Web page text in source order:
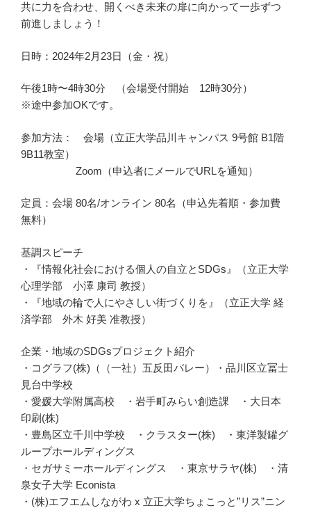
共に力を合わせ、開くべき未来の扉に向かって一歩ずつ
前進しましょう！
日時：2024年2月23日（金・祝）
午後1時〜4時30分 （会場受付開始 12時30分）
※途中参加OKです。
参加方法： 会場（立正大学品川キャンパス 9号館 B1階
9B11教室）
Zoom（申込者にメールでURLを通知）
定員：会場 80名/オンライン 80名（申込先着順・参加費
無料）
基調スピーチ
・『情報化社会における個人の自立とSDGs』（立正大学
心理学部 小澤 康司 教授）
・『地域の輪で人にやさしい街づくりを』（立正大学 経
済学部 外木 好美 准教授）
企業・地域のSDGsプロジェクト紹介
・コグラフ(株)（（一社）五反田バレー）・品川区立冨士
見台中学校
・愛媛大学附属高校 ・岩手町みらい創造課 ・大日本
印刷(株)
・豊島区立千川中学校 ・クラスター(株) ・東洋製罐グ
ループホールディングス
・セガサミーホールディングス ・東京サラヤ(株) ・清
泉女子大学 Econista
・(株)エフエムしながわ x 立正大学ちょこっと”リス”ニン